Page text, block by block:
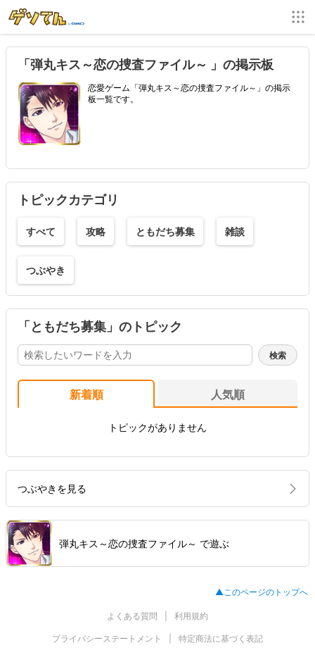
「弾丸キス～恋の捜査ファイル～ 」の掲示板
恋愛ゲーム「弾丸キス～恋の捜査ファイル～」の掲示
板一覧です。
トピックカテゴリ
すべて 攻略 ともだち募集 雑談
つぶやき
「ともだち募集」のトピック
新着順 人気順
トピックがありません
つぶやきを見る
弾丸キス～恋の捜査ファイル～ で遊ぶ
▲このページのトップへ
よくある質問 利用規約
プライバシーステートメント 特定商法に基づく表記